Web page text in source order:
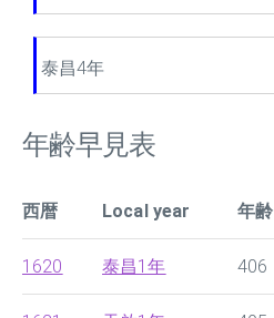
泰昌4年
年齢早見表
西暦 Local year 年齢
1620 泰昌1年 406